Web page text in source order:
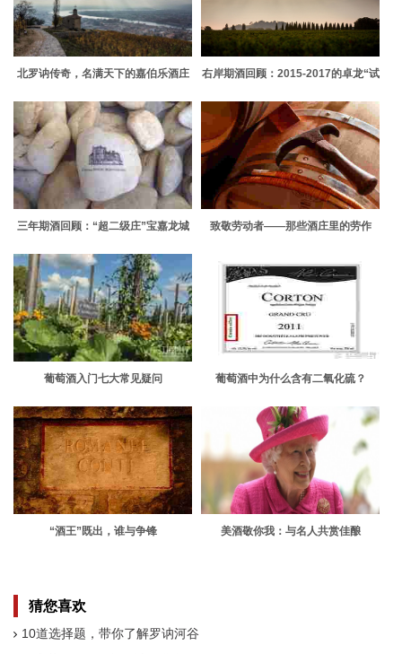
北罗讷传奇，名满天下的嘉伯乐酒庄
右岸期酒回顾：2015-2017的卓龙“试
三年期酒回顾：“超二级庄”宝嘉龙城
致敬劳动者——那些酒庄里的劳作
葡萄酒入门七大常见疑问 葡萄酒中为什么含有二氧化硫？
“酒王”既出，谁与争锋 美酒敬你我：与名人共赏佳酿
猜您喜欢
10道选择题，带你了解罗讷河谷